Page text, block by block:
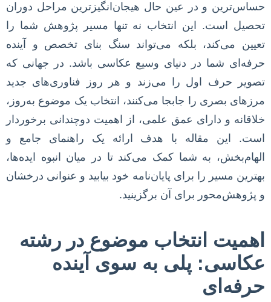
حساس‌ترین و در عین حال هیجان‌انگیزترین مراحل دوران
تحصیل است. این انتخاب نه تنها مسیر پژوهش شما را
تعیین می‌کند، بلکه می‌تواند سنگ بنای تخصص و آینده
حرفه‌ای شما در دنیای وسیع عکاسی باشد. در جهانی که
تصویر حرف اول را می‌زند و هر روز فناوری‌های جدید
مرزهای بصری را جابجا می‌کنند، انتخاب یک موضوع به‌روز،
خلاقانه و دارای عمق علمی، از اهمیت دوچندانی برخوردار
است. این مقاله با هدف ارائه یک راهنمای جامع و
الهام‌بخش، به شما کمک می‌کند تا در میان انبوه ایده‌ها،
بهترین مسیر را برای پایان‌نامه خود بیابید و عنوانی درخشان
و پژوهش‌محور برای آن برگزینید.
اهمیت انتخاب موضوع در رشته
عکاسی: پلی به سوی آینده
حرفه‌ای